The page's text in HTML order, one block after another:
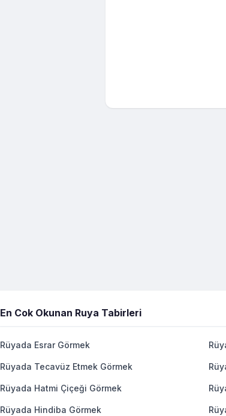
En Cok Okunan Ruya Tabirleri
Rüyada Esrar Görmek
Rüyada Tecavüz Etmek Görmek
Rüyada Hatmi Çiçeği Görmek
Rüyada Hindiba Görmek